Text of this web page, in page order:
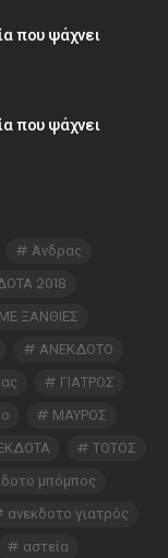
που ψάχνει
που ψάχνει
Άνδρας
2018
ΞΑΝΘΙΕΣ
ΑΝΕΚΔΟΤΟ
ΓΙΑΤΡΟΣ
ΜΑΥΡΟΣ
ΤΟΤΟΣ
μπόμπος
ανεκδοτο γιατρός
αστεία